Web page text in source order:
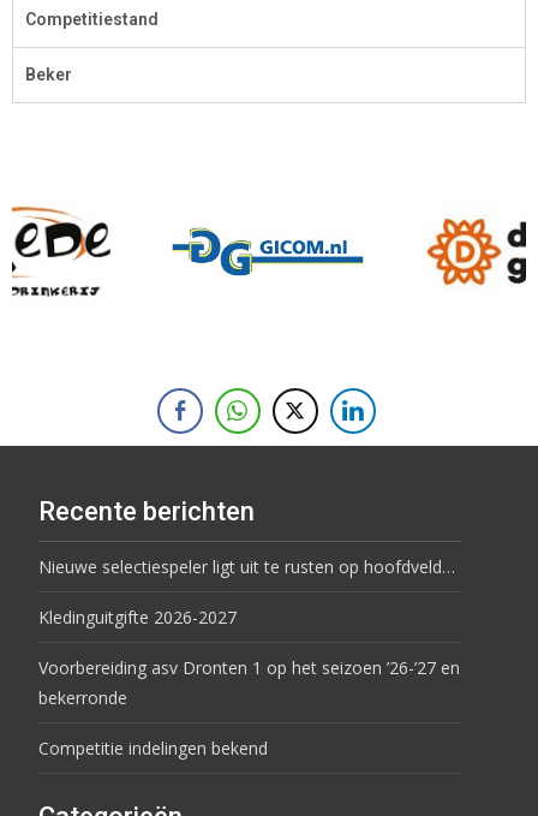
Competitiestand
Beker
Recente berichten
Nieuwe selectiespeler ligt uit te rusten op hoofdveld…
Kledinguitgifte 2026-2027
Voorbereiding asv Dronten 1 op het seizoen ’26-’27 en
bekerronde
Competitie indelingen bekend